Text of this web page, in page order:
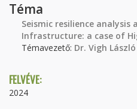
Téma
Seismic resilience
Infrastructure: a case of
Témavezető: Dr. Vigh
FELVÉVE:
2024